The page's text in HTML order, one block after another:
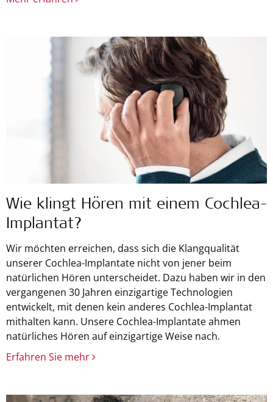
Wie klingt Hören mit einem Cochlea-
Implantat?
Wir möchten erreichen, dass sich die Klangqualität
unserer Cochlea-Implantate nicht von jener beim
natürlichen Hören unterscheidet. Dazu haben wir in den
vergangenen 30 Jahren einzigartige Technologien
entwickelt, mit denen kein anderes Cochlea-Implantat
mithalten kann. Unsere Cochlea-Implantate ahmen
natürliches Hören auf einzigartige Weise nach.
Erfahren Sie mehr